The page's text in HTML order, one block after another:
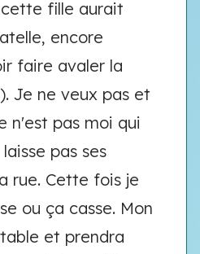
fille aurait
encore
faire avaler la
Je ne veux pas et
n'est pas moi qui
pas ses
rue. Cette fois je
ou ça casse. Mon
et prendra